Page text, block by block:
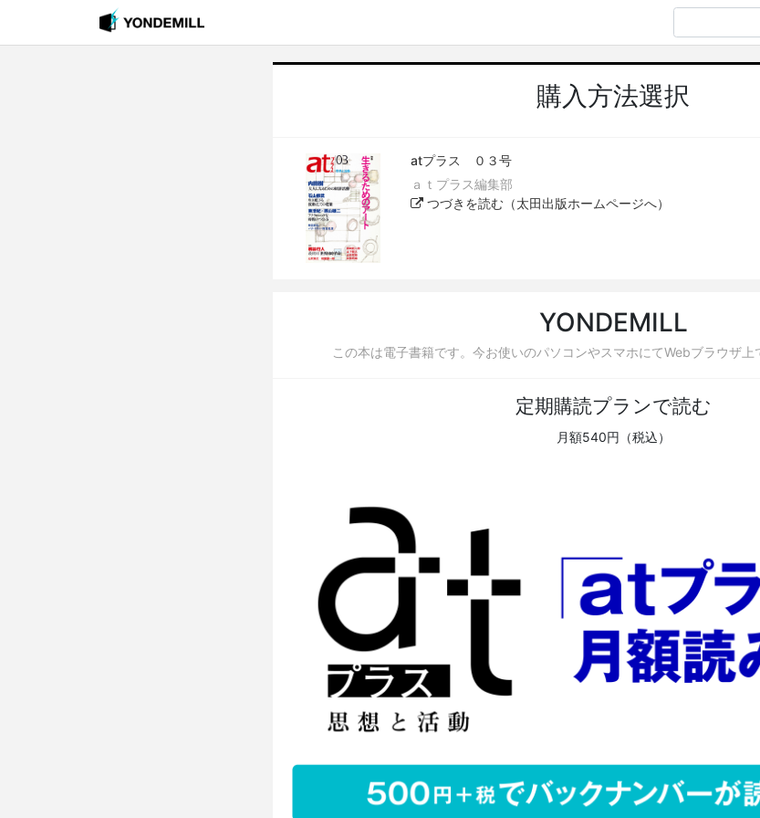
購入方法選択
atプラス ０３号
ａｔプラス編集部
つづきを読む（太田出版ホームページへ）
YONDEMILL
この本は電子書籍です。今お使いのパソコンやスマホにてWebブラウザ上
定期購読プランで読む
月額540円（税込）